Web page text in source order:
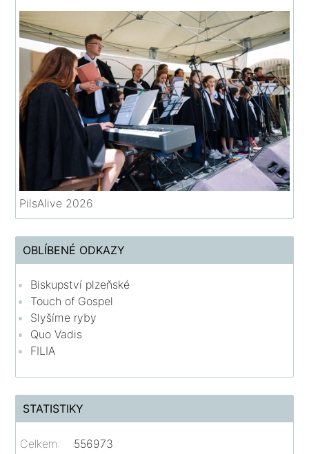
PilsAlive 2026
OBLÍBENÉ ODKAZY
Biskupství plzeňské
Touch of Gospel
Slyšíme ryby
Quo Vadis
FILIA
STATISTIKY
Celkem:
556973